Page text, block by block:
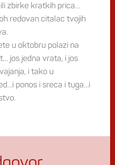
zbirke kratkih prica…
redovan citalac tvojih
u oktobru polazi na
jos jedna vrata, i jos
i tako u
ponos i sreca i tuga…i